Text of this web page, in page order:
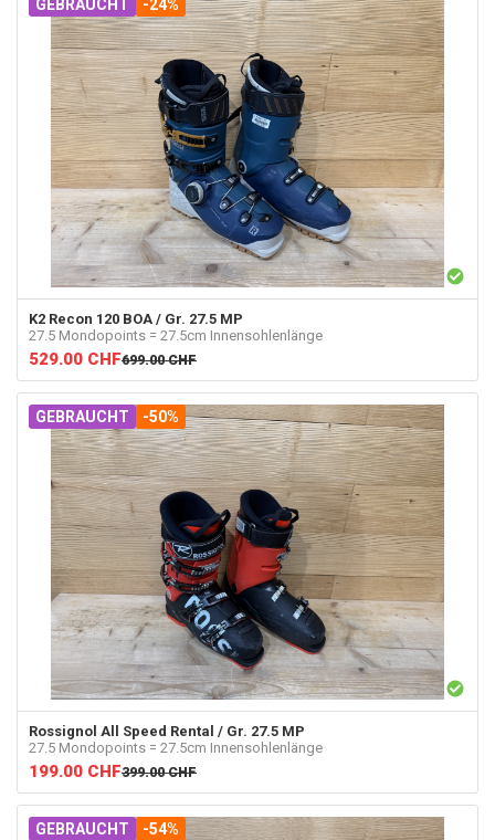
GEBRAUCHT -24%
K2 Recon 120 BOA / Gr. 27.5 MP
27.5 Mondopoints = 27.5cm Innensohlenlänge
529.00 CHF699.00 CHF
GEBRAUCHT -50%
Rossignol All Speed Rental / Gr. 27.5 MP
27.5 Mondopoints = 27.5cm Innensohlenlänge
199.00 CHF399.00 CHF
GEBRAUCHT -54%